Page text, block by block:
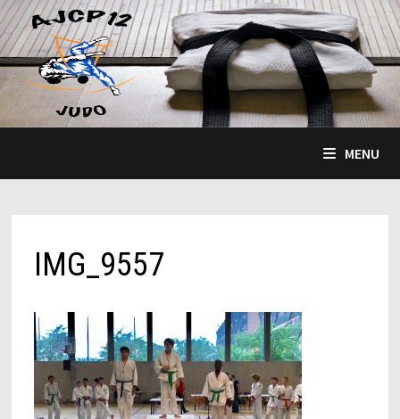
Passer
au
contenu
MENU
IMG_9557